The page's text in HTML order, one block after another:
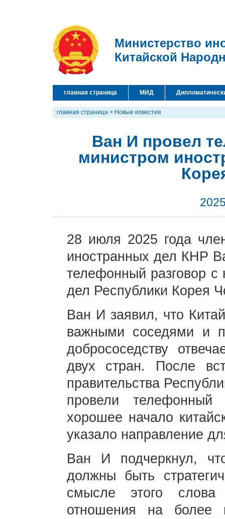
Министерство
Китайской
главная страница МИД
главная страница > Новые известия
Ван И провел
министром
28 июля 2025 года
иностранных дел КНР
телефонный разговор
дел Республики Корея
Ван И заявил, что
важными соседями и
добрососедству
двух стран. После
правительства
провели телефонный
хорошее начало
указало направление
Ван И подчеркнул,
должны быть
смысле этого слова
отношения на более